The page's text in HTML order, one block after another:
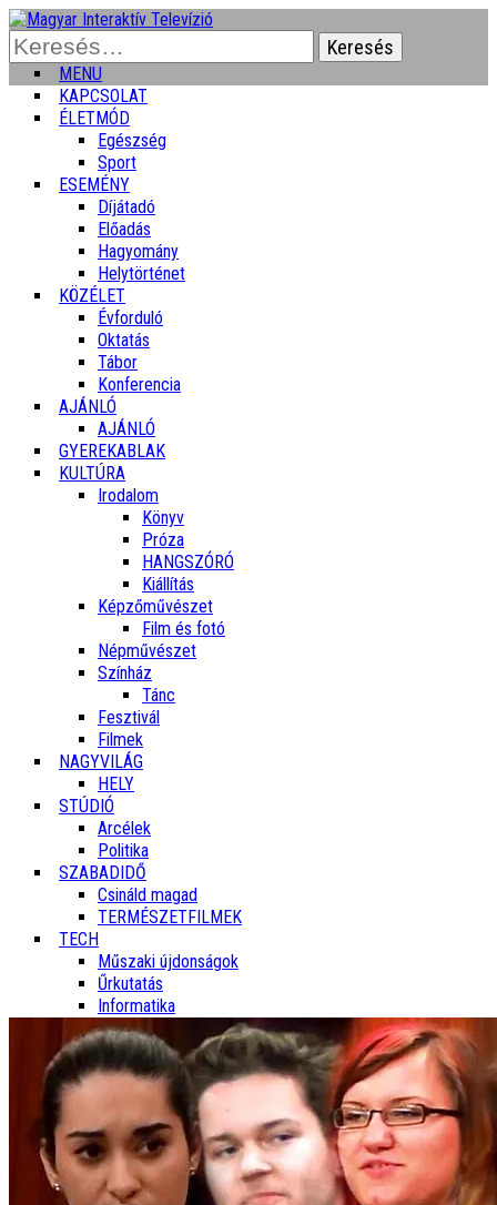
Keresés:
MENU
KAPCSOLAT
ÉLETMÓD
Egészség
Sport
ESEMÉNY
Díjátadó
Előadás
Hagyomány
Helytörténet
KÖZÉLET
Évforduló
Oktatás
Tábor
Konferencia
AJÁNLÓ
AJÁNLÓ
GYEREKABLAK
KULTÚRA
Irodalom
Könyv
Próza
HANGSZÓRÓ
Kiállítás
Képzőművészet
Film és fotó
Népművészet
Színház
Tánc
Fesztivál
Filmek
NAGYVILÁG
HELY
STÚDIÓ
Arcélek
Politika
SZABADIDŐ
Csináld magad
TERMÉSZETFILMEK
TECH
Műszaki újdonságok
Űrkutatás
Informatika